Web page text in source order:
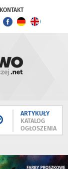
KONTAKT
ARTYKUŁY
KATALOG
OGŁOSZENIA